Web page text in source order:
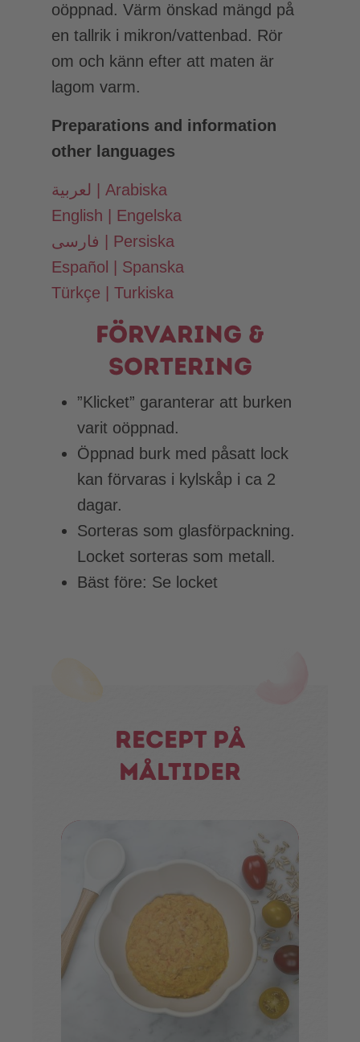
oöppnad. Värm önskad mängd på
en tallrik i mikron/vattenbad. Rör
om och känn efter att maten är
lagom varm.
Preparations and information
other languages
لعربية | Arabiska
English | Engelska
فارسی | Persiska
Español | Spanska
Türkçe | Turkiska
Förvaring &
sortering
”Klicket” garanterar att burken
varit oöppnad.
Öppnad burk med påsatt lock
kan förvaras i kylskåp i ca 2
dagar.
Sorteras som glasförpackning.
Locket sorteras som metall.
Bäst före: Se locket
Recept på
måltider